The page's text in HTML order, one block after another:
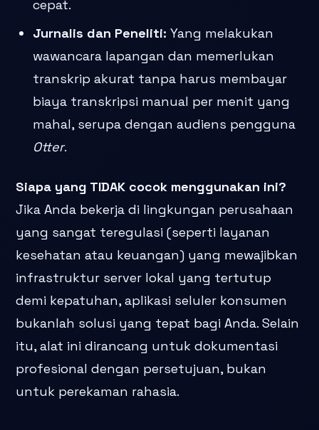
cepat.
Jurnalis dan Peneliti: Yang melakukan
wawancara lapangan dan memerlukan
transkrip akurat tanpa harus membayar
biaya transkripsi manual per menit yang
mahal, serupa dengan audiens pengguna
Otter.
Siapa yang TIDAK cocok menggunakan ini?
Jika Anda bekerja di lingkungan perusahaan
yang sangat teregulasi (seperti layanan
kesehatan atau keuangan) yang mewajibkan
infrastruktur server lokal yang tertutup
demi kepatuhan, aplikasi seluler konsumen
bukanlah solusi yang tepat bagi Anda. Selain
itu, alat ini dirancang untuk dokumentasi
profesional dengan persetujuan, bukan
untuk perekaman rahasia.